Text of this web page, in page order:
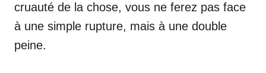
cruauté de la chose, vous ne ferez pas face
à une simple rupture, mais à une double
peine.